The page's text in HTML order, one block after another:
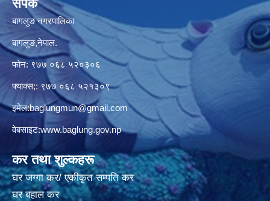
संपर्क
बागलुङ नगरपालिका
बागलुङ,नेपाल.
फोन: ९७७ ०६८ ५२०३०६
फ्याक्स;: ९७७ ०६८ ५२१३०९
इमेल:baglungmun@gmail.com
वेबसाइट:www.baglung.gov.np
कर तथा शुल्कहरू
घर जग्गा कर/ एकीकृत सम्पति कर
घर बहाल कर